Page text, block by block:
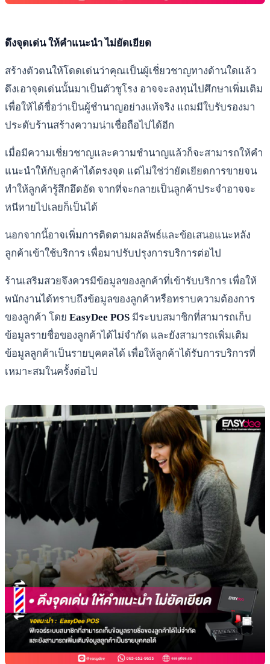
ดึงจุดเด่น ให้คำแนะนำ ไม่ยัดเยียด
สร้างตัวตนให้โดดเด่นว่าคุณเป็นผู้เชี่ยวชาญทางด้านใดแล้ว
ดึงเอาจุดเด่นนั้นมาเป็นตัวชูโรง อาจจะลงทุนไปศึกษาเพิ่มเติม
เพื่อให้ได้ชื่อว่าเป็นผู้ชำนาญอย่างแท้จริง แถมมีใบรับรองมา
ประดับร้านสร้างความน่าเชื่อถือไปได้อีก
เมื่อมีความเชี่ยวชาญและความชำนาญแล้วก็จะสามารถให้คำ
แนะนำให้กับลูกค้าได้ตรงจุด แต่ไม่ใช่ว่ายัดเยียดการขายจน
ทำให้ลูกค้ารู้สึกอึดอัด จากที่จะกลายเป็นลูกค้าประจำอาจจะ
หนีหายไปเลยก็เป็นได้
นอกจากนี้อาจเพิ่มการติดตามผลลัพธ์และข้อเสนอแนะหลัง
ลูกค้าเข้าใช้บริการ เพื่อมาปรับปรุงการบริการต่อไป
ร้านเสริมสวยจึงควรมีข้อมูลของลูกค้าที่เข้ารับบริการ เพื่อให้
พนักงานได้ทราบถึงข้อมูลของลูกค้าหรือทราบความต้องการ
ของลูกค้า โดย EasyDee POS มีระบบสมาชิกที่สามารถเก็บ
ข้อมูลรายชื่อของลูกค้าได้ไม่จำกัด และยังสามารถเพิ่มเติม
ข้อมูลลูกค้าเป็นรายบุคคลได้ เพื่อให้ลูกค้าได้รับการบริการที่
เหมาะสมในครั้งต่อไป